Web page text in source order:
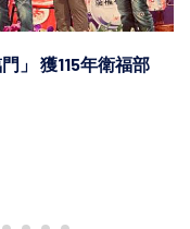
」 獲115年衛福部